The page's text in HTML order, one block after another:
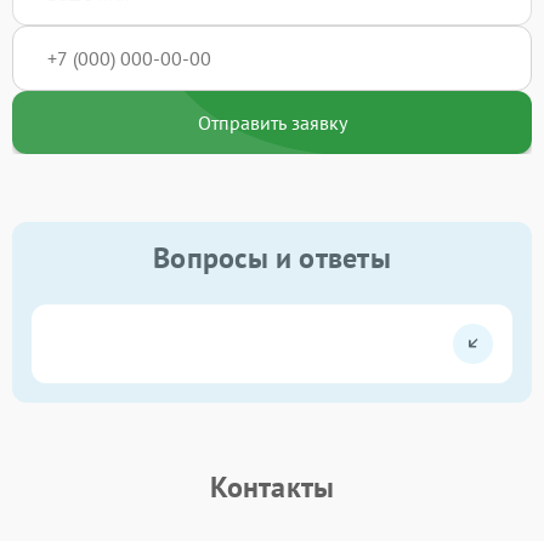
Отправить заявку
Вопросы и ответы
Контакты